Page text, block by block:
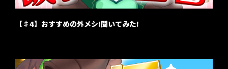
【♯4】おすすめの外メシ!聞いてみた!